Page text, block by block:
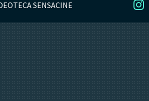
SENSACINE